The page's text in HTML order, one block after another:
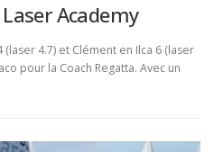
Academy
4.7) et Clément en Ilca 6 (laser
pour la Coach Regatta. Avec un